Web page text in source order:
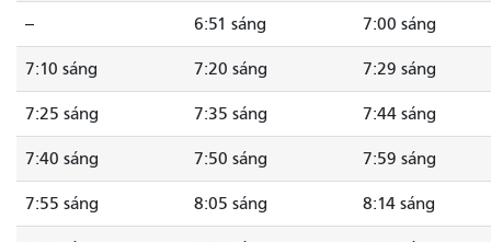
-- 6:51 sáng 7:00 sáng
7:10 sáng 7:20 sáng 7:29 sáng
7:25 sáng 7:35 sáng 7:44 sáng
7:40 sáng 7:50 sáng 7:59 sáng
7:55 sáng 8:05 sáng 8:14 sáng